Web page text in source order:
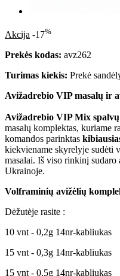
Akcija -17%
Prekės kodas: avz262
Turimas kiekis: Prekė
Avižadrebio VIP masalų ir
Avižadrebio VIP Mix
masalų komplektas, kuriame
komandos parinktas
kiekviename skyrelyje sudėti
masalai. Iš viso rinkinį sudaro
Ukrainoje.
Volframinių avižėlių
Dėžutėje rasite :
10 vnt - 0,2g 14nr-kabliukas
15 vnt - 0,3g 14nr-kabliukas
15 vnt - 0,5g 14nr-kabliukas